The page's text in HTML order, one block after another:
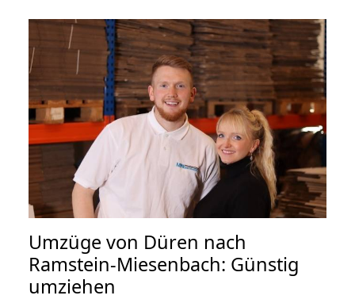
Umzüge von Düren nach
Ramstein-Miesenbach: Günstig
umziehen